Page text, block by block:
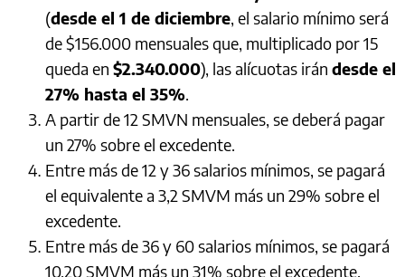
(desde el 1 de diciembre, el salario mínimo será
de $156.000 mensuales que, multiplicado por 15
queda en $2.340.000), las alícuotas irán desde el
27% hasta el 35%.
A partir de 12 SMVN mensuales, se deberá pagar
un 27% sobre el excedente.
Entre más de 12 y 36 salarios mínimos, se pagará
el equivalente a 3,2 SMVM más un 29% sobre el
excedente.
Entre más de 36 y 60 salarios mínimos, se pagará
10,20 SMVM más un 31% sobre el excedente.